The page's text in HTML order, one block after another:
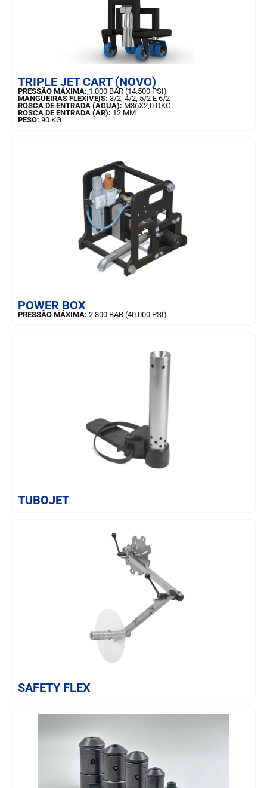
SAIBA MAIS
TRIPLE JET CART (NOVO)
PRESSÃO MÁXIMA: 1.000 BAR (14.500 PSI)
MANGUEIRAS FLEXÍVEIS: 3/2, 4/2, 5/2 E 6/2
ROSCA DE ENTRADA (ÁGUA): M36X2,0 DKO
ROSCA DE ENTRADA (AR): 12 MM
PESO: 90 KG
POWER BOX
PRESSÃO MÁXIMA: 2.800 BAR (40.000 PSI)
TUBOJET
SAIBA MAIS
SAFETY FLEX